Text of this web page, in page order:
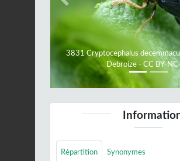
3831 Cryptocephalus
Debroize - CC BY-
Previous
Répartition Synonymes